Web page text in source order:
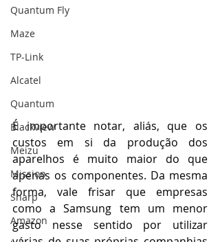
Quantum Fly
Maze
TP-Link
Alcatel
Quantum
Blackview
Meizu
Mission
Sharp
Amazon
É importante notar, aliás, que os
custos em si da produção dos
aparelhos é muito maior do que
apenas os componentes. Da mesma
forma, vale frisar que empresas
como a Samsung tem um menor
gasto nesse sentido por utilizar